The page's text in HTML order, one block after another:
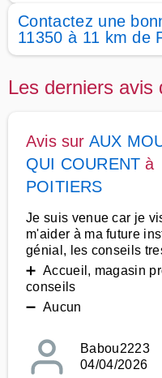
Contactez une
11350 à 11 km de
Les derniers avis
Avis sur AUX
QUI COURENT à
POITIERS
Je suis venue car je
m'aider à ma future
génial, les conseils
➕ Accueil, magasin
conseils
➖ Aucun
Babou2223
04/04/2026